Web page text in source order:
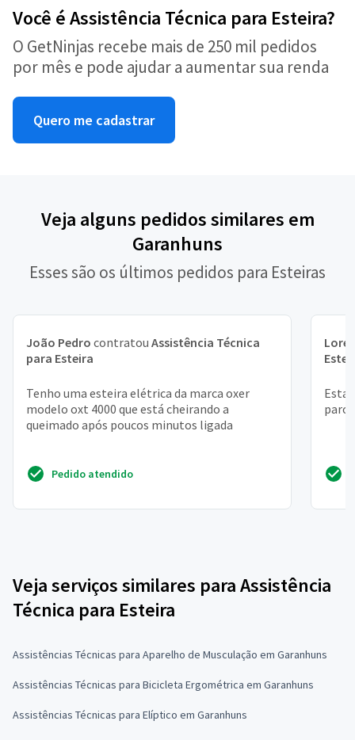
Você é Assistência Técnica para Esteira?
O GetNinjas recebe mais de 250 mil pedidos
por mês e pode ajudar a aumentar sua renda
Quero me cadastrar
Veja alguns pedidos similares em
Garanhuns
Esses são os últimos pedidos para Esteiras
João Pedro contratou Assistência Técnica
para Esteira
Tenho uma esteira elétrica da marca oxer
modelo oxt 4000 que está cheirando a
queimado após poucos minutos ligada
Pedido atendido
Veja serviços similares para Assistência
Técnica para Esteira
Assistências Técnicas para Aparelho de Musculação em Garanhuns
Assistências Técnicas para Bicicleta Ergométrica em Garanhuns
Assistências Técnicas para Elíptico em Garanhuns